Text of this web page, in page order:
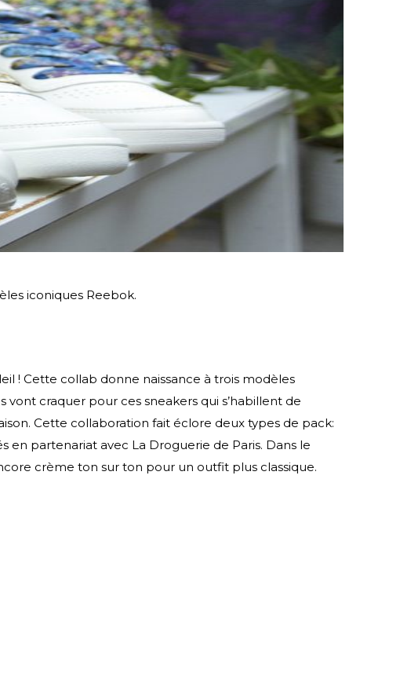
iconiques Reebok.
! Cette collab donne naissance à trois modèles
craquer pour ces sneakers qui s’habillent de
Cette collaboration fait éclore deux types de pack:
en partenariat avec La Droguerie de Paris. Dans le
crème ton sur ton pour un outfit plus classique.